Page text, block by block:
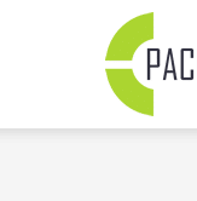
Pack
Online